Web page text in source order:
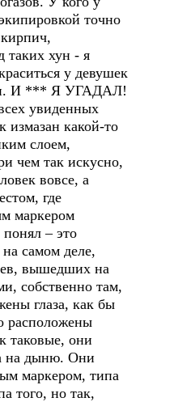
точно
таких хун - я
у девушек
И *** Я УГАДАЛ!
увиденных
измазан какой-то
слоем,
чем так искусно,
вовсе, а
где
маркером
– это
самом деле,
вышедших на
собственно там,
глаза, как бы
расположены
таковые, они
на дыню. Они
маркером, типа
того, но так,